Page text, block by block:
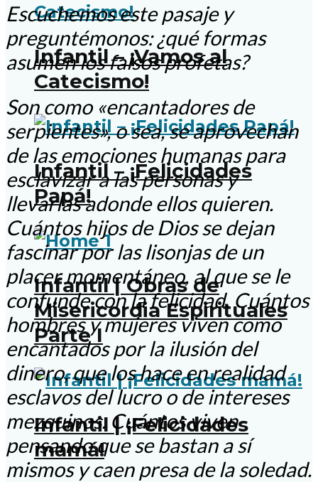
Infantil – ¡Vamos al
Catecismo!
Infantil – ¡Felicidades
Papá!
Infantil | Obras de
Misericordia Espirituales
Parte I
Infantil | ¡Felicidades
mamá!
Escuchemos este pasaje y
preguntémonos: ¿qué formas
asumen los falsos profetas?
Son como «encantadores de
serpientes», o sea, se aprovechan
de las emociones humanas para
esclavizar a las personas y
llevarlas adonde ellos quieren.
Cuántos hijos de Dios se dejan
fascinar por las lisonjas de un
placer momentáneo, al que se le
confunde con la felicidad. Cuántos
hombres y mujeres viven como
encantados por la ilusión del
dinero, que los hace en realidad
esclavos del lucro o de intereses
mezquinos. Cuántos viven
pensando que se bastan a sí
mismos y caen presa de la soledad.